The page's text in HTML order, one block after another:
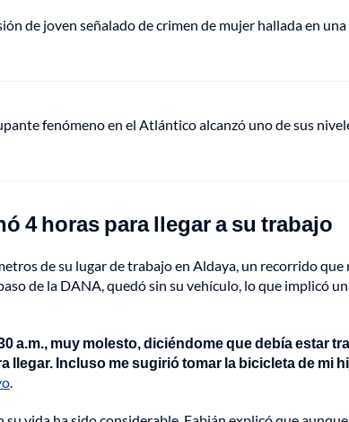
de joven señalado de crimen de mujer hallada en
fenómeno en el Atlántico alcanzó uno de sus
4 horas para llegar a su trabajo
de su lugar de trabajo en Aldaya, un recorrido
de la DANA, quedó sin su vehículo, lo que implicó
a.m., muy molesto, diciéndome que debía estar
llegar. Incluso me sugirió tomar la bicicleta de mi
.